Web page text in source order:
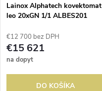
Lainox Alphatech kovektomat
leo 20xGN 1/1 ALBES201
€12 700 bez DPH
€15 621
na dopyt
DO KOŠÍKA